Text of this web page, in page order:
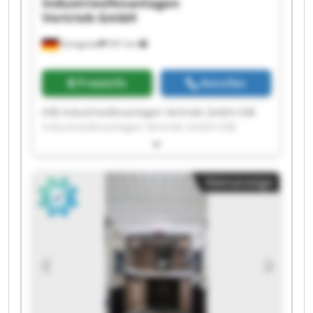
Striegistal 591 km
Vertrieb GmbH
Preisinfo Anrufen
IOB Industrieofenanlagen Vertrieb GmbH IOB
Industrieofenanlagen Vertrieb GmbH IOB
Industrieofenanlagen Vertrieb GmbH IOB
Industrieofenanlagen Vertrieb GmbH IOB
Industrieofenanlagen Vertrieb GmbH IOB
Industrieofenanlagen Vertrieb GmbH IOB
Industrieofenanlagen Vertrieb GmbH IOB
Industrieofenanlagen Vertrieb GmbH IOB
Industrieofenanlagen Vertrieb GmbH IOB
Industrieofenanlagen Vertrieb GmbH IOB
Industrieofenanlagen Vertrieb GmbH IOB
Kleinanzeige